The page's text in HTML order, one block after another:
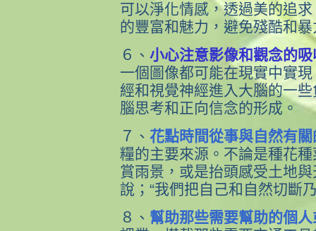
可以淨化情感，透過美的追
的豐富和魅力，避免殘酷和
６、 小心注意影像和觀念的吸
一個圖像都可能在現實中實
經和視覺神經進入大腦的一
腦思考和正向信念的形成。
７、 花點時間從事與自然有
糧的主要來源。不論是種花
賞雨景，或是抬頭感受土地
說；“我們把自己和自然切斷
８、 幫助那些需要幫助的個